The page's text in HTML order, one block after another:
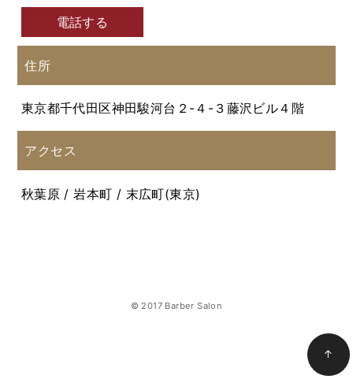
電話する
住所
東京都千代田区神田駿河台２-４-３藤沢ビル４階
アクセス
秋葉原 / 岩本町 / 末広町(東京)
© 2017 Barber Salon
↑